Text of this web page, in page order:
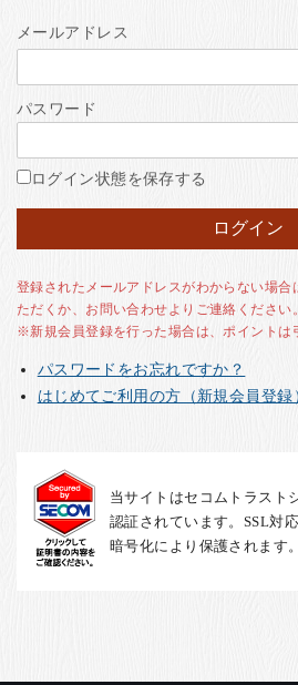
銀座夏野・箸長
ご利用ガイド
お客様の声
お知らせ
English
メールアドレス
パスワード
ログイン状態を保存する
登録されたメールアドレスがわからない場
ただくか、お問い合わせよりご連絡ください。
※新規会員登録を行った場合は、ポイントは
パスワードをお忘れですか？
はじめてご利用の方（新規会員登録
当サイトはセコムトラスト
認証されています。SSL対
暗号化により保護されます。